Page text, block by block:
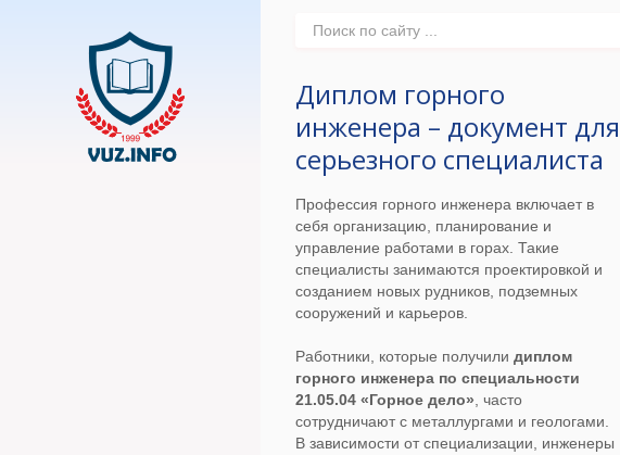
Диплом горного
инженера – документ для
серьезного специалиста
Профессия горного инженера включает в
себя организацию, планирование и
управление работами в горах. Такие
специалисты занимаются проектировкой и
созданием новых рудников, подземных
сооружений и карьеров.
Работники, которые получили диплом
горного инженера по специальности
21.05.04 «Горное дело» , часто
сотрудничают с металлургами и геологами.
В зависимости от специализации, инженеры